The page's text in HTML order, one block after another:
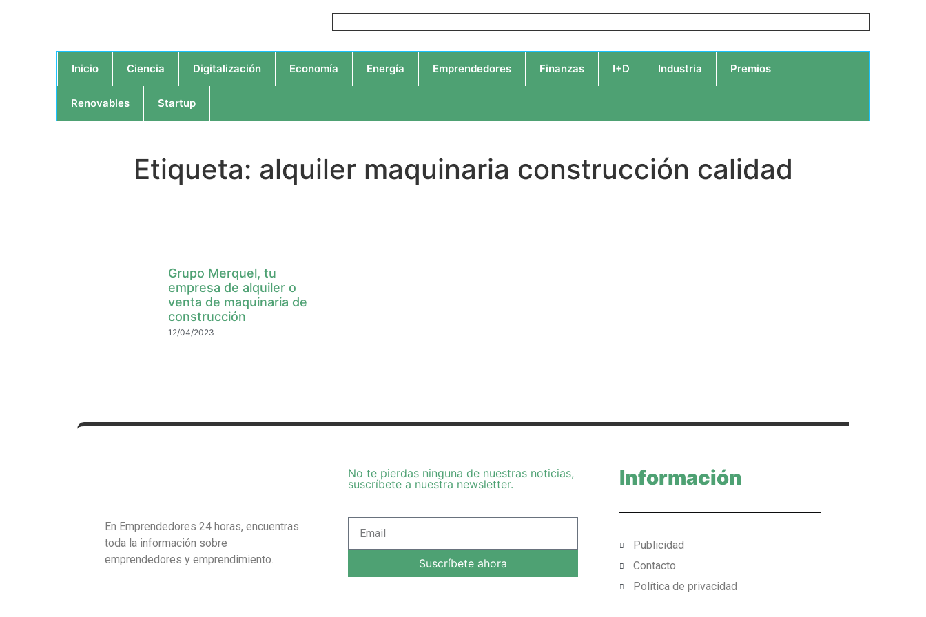
Inicio Ciencia Digitalización Economía Energía Emprendedores Finanzas I+D Industria Premios
Renovables Startup
Etiqueta: alquiler maquinaria construcción calidad
Grupo Merquel, tu
empresa de alquiler o
venta de maquinaria de
construcción
12/04/2023
En Emprendedores 24 horas, encuentras
toda la información sobre
emprendedores y emprendimiento.
No te pierdas ninguna de nuestras noticias,
suscríbete a nuestra newsletter.
Suscríbete ahora
Información
Publicidad
Contacto
Política de privacidad